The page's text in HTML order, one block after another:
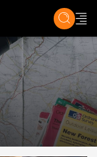
ÉLET TECH &